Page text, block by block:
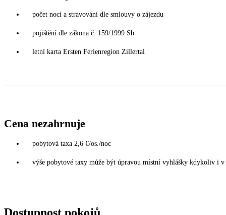
počet nocí a stravování dle smlouvy o zájezdu
pojištění dle zákona č. 159/1999 Sb.
letní karta Ersten Ferienregion Zillertal
Cena nezahrnuje
pobytová taxa 2,6 €/os./noc
výše pobytové taxy může být úpravou místní vyhlášky kdykoliv i v